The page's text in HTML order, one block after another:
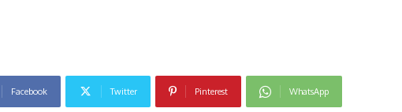
Facebook Twitter Pinterest WhatsApp